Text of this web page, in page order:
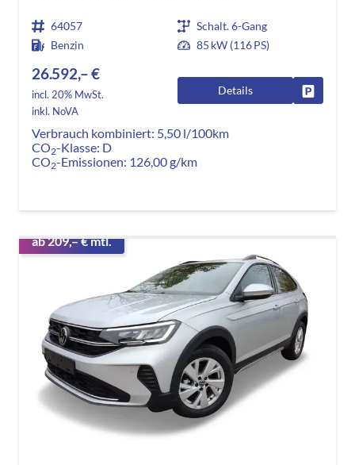
64057
Schalt. 6-Gang
Benzin
85 kW (116 PS)
26.592,– €
incl. 20% MwSt.
inkl. NoVA
Details
Verbrauch kombiniert: 5,50 l/100km
CO2-Klasse: D
CO2-Emissionen: 126,00 g/km
ab 209,– € mtl.